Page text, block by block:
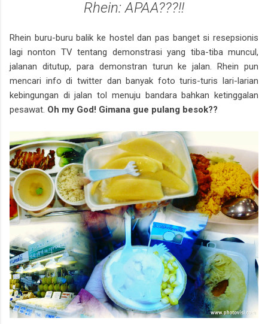
Rhein: APAA???!!
Rhein buru-buru balik ke hostel dan pas banget si resepsionis
lagi nonton TV tentang demonstrasi yang tiba-tiba muncul,
jalanan ditutup, para demonstran turun ke jalan. Rhein pun
mencari info di twitter dan banyak foto turis-turis lari-larian
kebingungan di jalan tol menuju bandara bahkan ketinggalan
pesawat. Oh my God! Gimana gue pulang besok??